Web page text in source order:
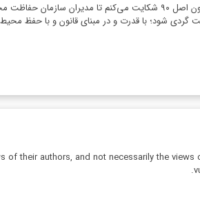
وی عنوان کرد: دولتمردان دولت چهاردهم باید بابت انتصاب چنین مدیرانی پاسخگو
گردی شود؛ با قدرت و در مبنای قانون و با حفظ
of their authors, and not necessarily the